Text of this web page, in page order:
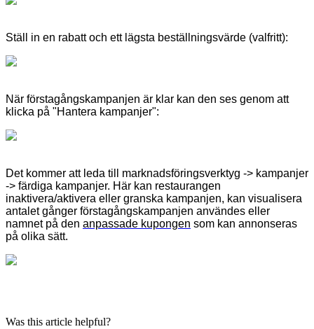
Ställ in en rabatt och ett lägsta beställningsvärde (valfritt):
När förstagångskampanjen är klar kan den ses genom att
klicka på "Hantera kampanjer":
Det kommer att leda till marknadsföringsverktyg -> kampanjer
-> färdiga kampanjer. Här kan restaurangen
inaktivera/aktivera eller granska kampanjen, kan visualisera
antalet gånger förstagångskampanjen användes eller
namnet på den anpassade kupongen som kan annonseras
på olika sätt.
Was this article helpful?